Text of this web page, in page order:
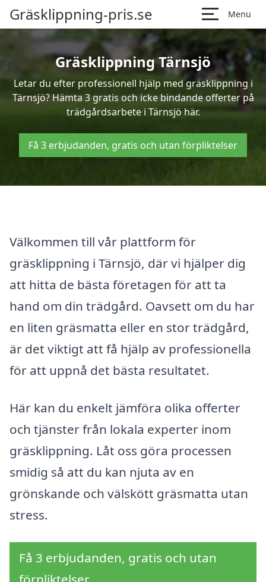
Gräsklippning-pris.se Menu
Gräsklippning Tärnsjö
Letar du efter professionell hjälp med gräsklippning i
Tärnsjö? Hämta 3 gratis och icke bindande offerter på
trädgårdsarbete i Tärnsjö här.
Få 3 erbjudanden, gratis och utan förpliktelser
Välkommen till vår plattform för
gräsklippning i Tärnsjö, där vi hjälper dig
att hitta de bästa företagen för att ta
hand om din trädgård. Oavsett om du har
en liten gräsmatta eller en stor trädgård,
är det viktigt att få hjälp av professionella
för att uppnå det bästa resultatet.
Här kan du enkelt jämföra olika offerter
och tjänster från lokala experter inom
gräsklippning. Låt oss göra processen
smidig så att du kan njuta av en
grönskande och välskött gräsmatta utan
stress.
Få 3 erbjudanden, gratis och utan